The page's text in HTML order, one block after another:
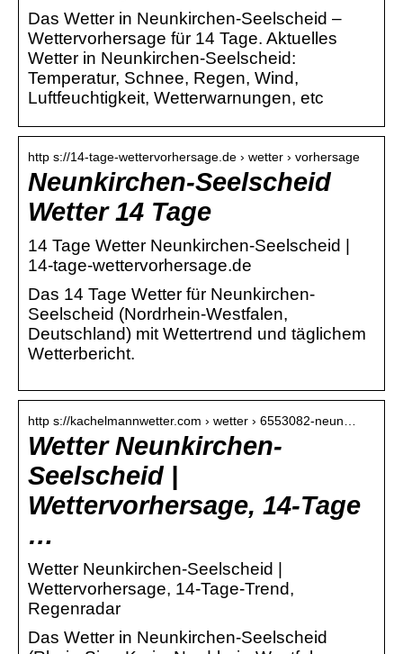
Das Wetter in Neunkirchen-Seelscheid –
Wettervorhersage für 14 Tage. Aktuelles
Wetter in Neunkirchen-Seelscheid:
Temperatur, Schnee, Regen, Wind,
Luftfeuchtigkeit, Wetterwarnungen, etc
http s://14-tage-wettervorhersage.de › wetter › vorhersage
Neunkirchen-Seelscheid
Wetter 14 Tage
14 Tage Wetter Neunkirchen-Seelscheid |
14-tage-wettervorhersage.de
Das 14 Tage Wetter für Neunkirchen-
Seelscheid (Nordrhein-Westfalen,
Deutschland) mit Wettertrend und täglichem
Wetterbericht.
http s://kachelmannwetter.com › wetter › 6553082-neun…
Wetter Neunkirchen-
Seelscheid |
Wettervorhersage, 14-Tage
…
Wetter Neunkirchen-Seelscheid |
Wettervorhersage, 14-Tage-Trend,
Regenradar
Das Wetter in Neunkirchen-Seelscheid